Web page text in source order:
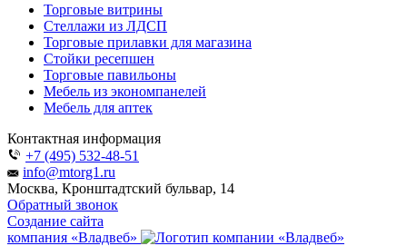
Торговые витрины
Стеллажи из ЛДСП
Торговые прилавки для магазина
Стойки ресепшен
Торговые павильоны
Мебель из экономпанелей
Мебель для аптек
Контактная информация
+7 (495) 532-48-51
info@mtorg1.ru
Москва, Кронштадтский бульвар, 14
Обратный звонок
Создание сайта
компания «Владвеб»